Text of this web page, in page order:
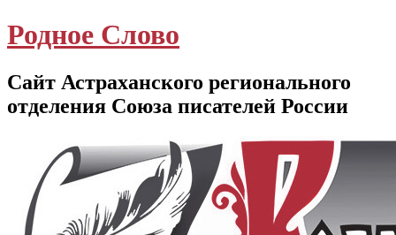
Родное Слово
Сайт Астраханского регионального
отделения Союза писателей России